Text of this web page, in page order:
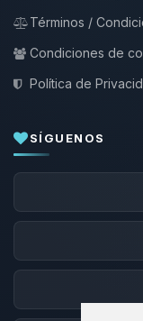
Términos /
Condiciones de
Política de
SÍGUENOS